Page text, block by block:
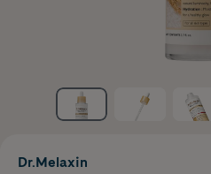
Dr.Melaxin